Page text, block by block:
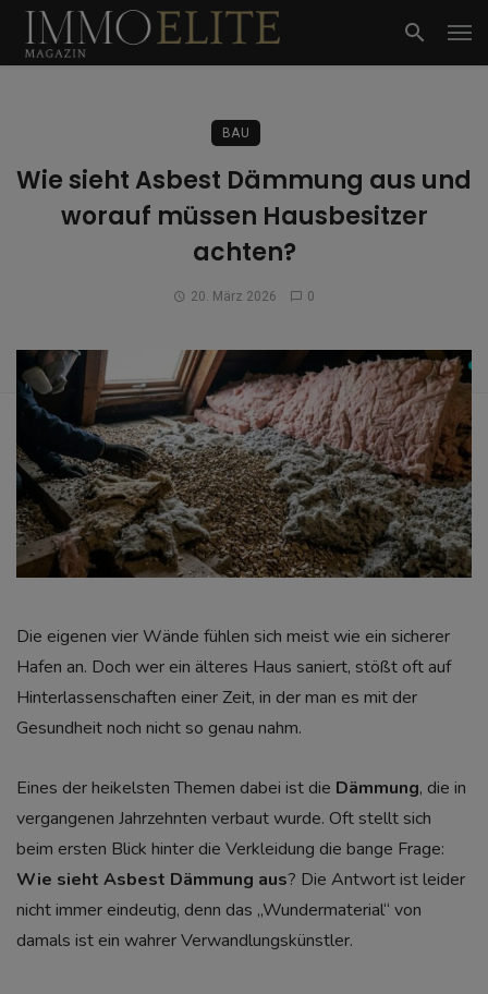
BAU
Wie sieht Asbest Dämmung aus und
worauf müssen Hausbesitzer
achten?
20. März 2026 0
Die eigenen vier Wände fühlen sich meist wie ein sicherer
Hafen an. Doch wer ein älteres Haus saniert, stößt oft auf
Hinterlassenschaften einer Zeit, in der man es mit der
Gesundheit noch nicht so genau nahm.
Eines der heikelsten Themen dabei ist die Dämmung, die in
vergangenen Jahrzehnten verbaut wurde. Oft stellt sich
beim ersten Blick hinter die Verkleidung die bange Frage:
Wie sieht Asbest Dämmung aus? Die Antwort ist leider
nicht immer eindeutig, denn das „Wundermaterial“ von
damals ist ein wahrer Verwandlungskünstler.